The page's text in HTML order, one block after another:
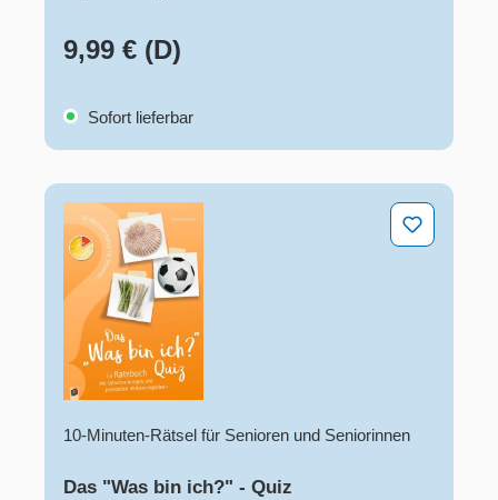
9,99 € (D)
Sofort lieferbar
Das "Was bin ich?" - Quiz
10-Minuten-Rätsel für Senioren und Seniorinnen
Das "Was bin ich?" - Quiz